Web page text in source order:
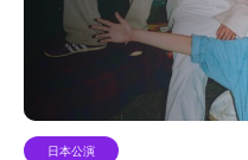
日本公演